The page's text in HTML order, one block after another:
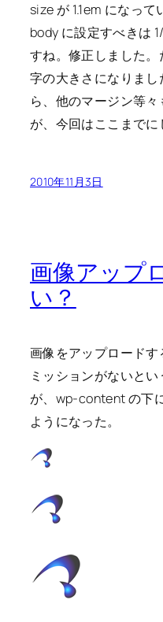
size が 1.1em になって
body に設定すべきは
すね。修正しました
字の大きさになりま
ら、他のマージン等
が、今回はここまでに
2010年11月3日
画像アップ
い？
画像をアップロード
ミッションがないと
が、wp-content の下
ようになった。